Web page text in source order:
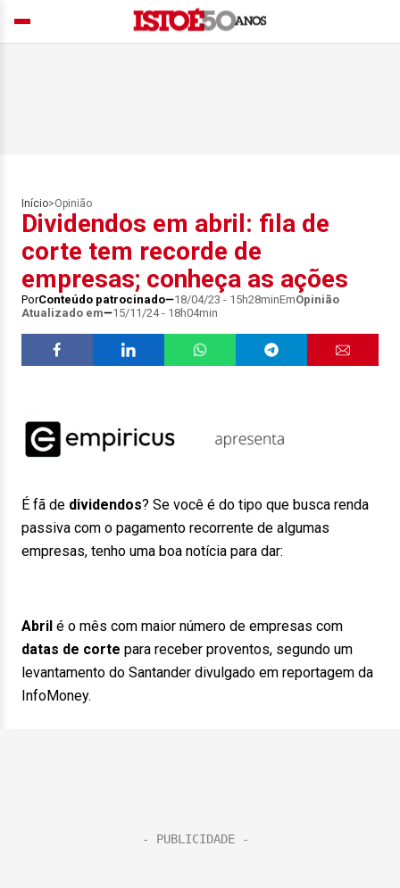
Início>Opinião
Dividendos em abril: fila de
corte tem recorde de
empresas; conheça as ações
PorConteúdo patrocinado 18/04/23 - 15h28minEmOpinião
Atualizado em
15/11/24 - 18h04min
É fã de dividendos? Se você é do tipo que busca renda
passiva com o pagamento recorrente de algumas
empresas, tenho uma boa notícia para dar:
Abril é o mês com maior número de empresas com
datas de corte para receber proventos, segundo um
levantamento do Santander divulgado em reportagem da
InfoMoney.